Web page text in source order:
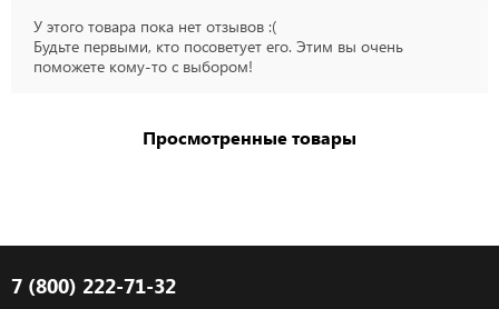
У этого товара пока нет отзывов :(
Будьте первыми, кто посоветует его. Этим вы очень
поможете кому-то с выбором!
Просмотренные товары
7 (800) 222-71-32